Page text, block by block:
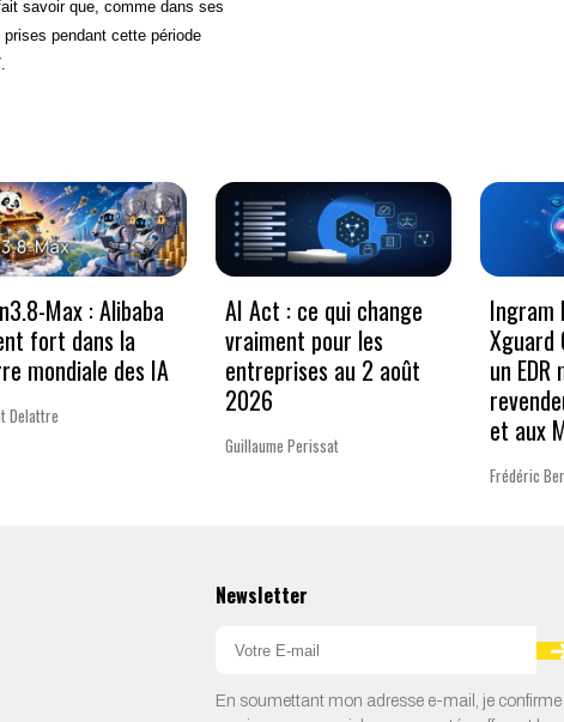
savoir que, comme dans ses
pendant cette période
Max : Alibaba
fort dans la
mondiale des IA
Delattre
AI Act : ce qui change
vraiment pour les
entreprises au 2 août
2026
Guillaume Perissat
Ingram
Xguard
un EDR
et aux
Frédéric
Newsletter
En soumettant mon adresse e-mail, je confirme